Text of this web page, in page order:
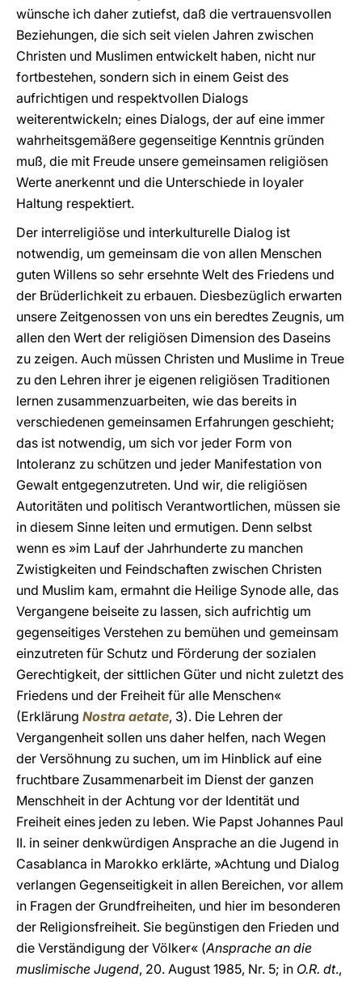
wünsche ich daher zutiefst, daß die vertrauensvollen
Beziehungen, die sich seit vielen Jahren zwischen
Christen und Muslimen entwickelt haben, nicht nur
fortbestehen, sondern sich in einem Geist des
aufrichtigen und respektvollen Dialogs
weiterentwickeln; eines Dialogs, der auf eine immer
wahrheitsgemäßere gegenseitige Kenntnis gründen
muß, die mit Freude unsere gemeinsamen religiösen
Werte anerkennt und die Unterschiede in loyaler
Haltung respektiert.
Der interreligiöse und interkulturelle Dialog ist
notwendig, um gemeinsam die von allen Menschen
guten Willens so sehr ersehnte Welt des Friedens und
der Brüderlichkeit zu erbauen. Diesbezüglich erwarten
unsere Zeitgenossen von uns ein beredtes Zeugnis, um
allen den Wert der religiösen Dimension des Daseins
zu zeigen. Auch müssen Christen und Muslime in Treue
zu den Lehren ihrer je eigenen religiösen Traditionen
lernen zusammenzuarbeiten, wie das bereits in
verschiedenen gemeinsamen Erfahrungen geschieht;
das ist notwendig, um sich vor jeder Form von
Intoleranz zu schützen und jeder Manifestation von
Gewalt entgegenzutreten. Und wir, die religiösen
Autoritäten und politisch Verantwortlichen, müssen sie
in diesem Sinne leiten und ermutigen. Denn selbst
wenn es »im Lauf der Jahrhunderte zu manchen
Zwistigkeiten und Feindschaften zwischen Christen
und Muslim kam, ermahnt die Heilige Synode alle, das
Vergangene beiseite zu lassen, sich aufrichtig um
gegenseitiges Verstehen zu bemühen und gemeinsam
einzutreten für Schutz und Förderung der sozialen
Gerechtigkeit, der sittlichen Güter und nicht zuletzt des
Friedens und der Freiheit für alle Menschen«
(Erklärung Nostra aetate, 3). Die Lehren der
Vergangenheit sollen uns daher helfen, nach Wegen
der Versöhnung zu suchen, um im Hinblick auf eine
fruchtbare Zusammenarbeit im Dienst der ganzen
Menschheit in der Achtung vor der Identität und
Freiheit eines jeden zu leben. Wie Papst Johannes Paul
II. in seiner denkwürdigen Ansprache an die Jugend in
Casablanca in Marokko erklärte, »Achtung und Dialog
verlangen Gegenseitigkeit in allen Bereichen, vor allem
in Fragen der Grundfreiheiten, und hier im besonderen
der Religionsfreiheit. Sie begünstigen den Frieden und
die Verständigung der Völker« (Ansprache an die
muslimische Jugend, 20. August 1985, Nr. 5; in O.R. dt.,